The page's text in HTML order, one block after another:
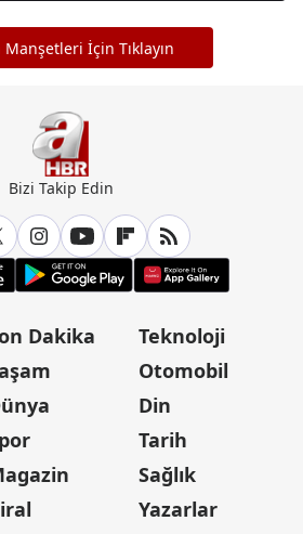
İçin Tıklayın
Bizi Takip Edin
Dakika
Teknoloji
Otomobil
Din
Tarih
Sağlık
Yazarlar